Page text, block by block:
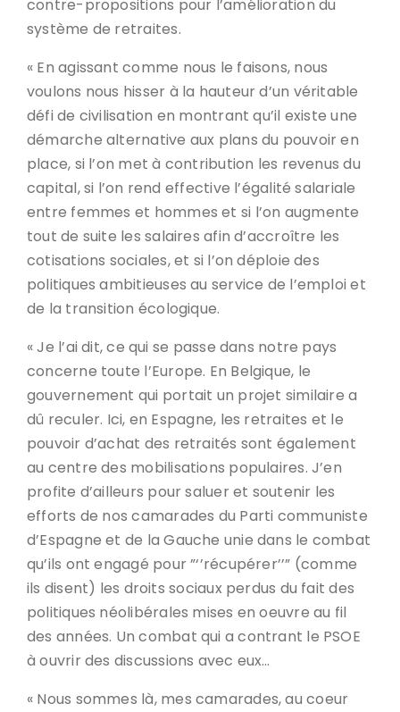
contre-propositions pour l’amélioration du
système de retraites.
« En agissant comme nous le faisons, nous
voulons nous hisser à la hauteur d’un véritable
défi de civilisation en montrant qu’il existe une
démarche alternative aux plans du pouvoir en
place, si l’on met à contribution les revenus du
capital, si l’on rend effective l’égalité salariale
entre femmes et hommes et si l’on augmente
tout de suite les salaires afin d’accroître les
cotisations sociales, et si l’on déploie des
politiques ambitieuses au service de l’emploi et
de la transition écologique.
« Je l’ai dit, ce qui se passe dans notre pays
concerne toute l’Europe. En Belgique, le
gouvernement qui portait un projet similaire a
dû reculer. Ici, en Espagne, les retraites et le
pouvoir d’achat des retraités sont également
au centre des mobilisations populaires. J’en
profite d’ailleurs pour saluer et soutenir les
efforts de nos camarades du Parti communiste
d’Espagne et de la Gauche unie dans le combat
qu’ils ont engagé pour ”‘’récupérer’’” (comme
ils disent) les droits sociaux perdus du fait des
politiques néolibérales mises en oeuvre au fil
des années. Un combat qui a contrant le PSOE
à ouvrir des discussions avec eux…
« Nous sommes là, mes camarades, au coeur